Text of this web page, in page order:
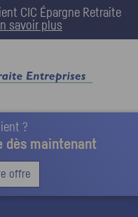
CIC Épargne Retraite
savoir plus
?
dès maintenant
offre